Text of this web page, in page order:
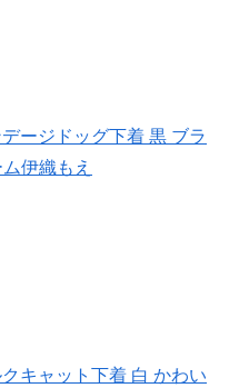
ージドッグ下着 黒 ブラ
伊織もえ
キャット下着 白 かわい